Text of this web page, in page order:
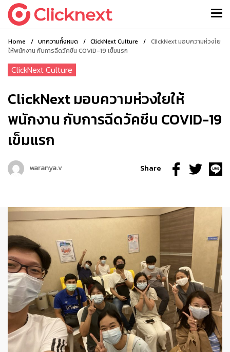
Home / บทความทั้งหมด / ClickNext Culture / ClickNext มอบความห่วงใย
ให้พนักงาน กับการฉีดวัคซีน COVID-19 เข็มแรก
ClickNext Culture
ClickNext มอบความห่วงใยให้
พนักงาน กับการฉีดวัคซีน COVID-19
เข็มแรก
waranya.v Share